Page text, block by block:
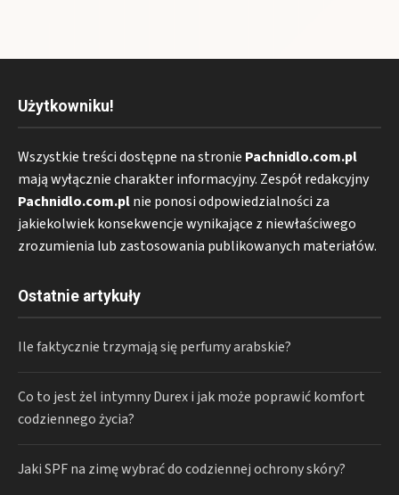
Użytkowniku!
Wszystkie treści dostępne na stronie Pachnidlo.com.pl
mają wyłącznie charakter informacyjny. Zespół redakcyjny
Pachnidlo.com.plnie ponosi odpowiedzialności za
jakiekolwiek konsekwencje wynikające z niewłaściwego
zrozumienia lub zastosowania publikowanych materiałów.
Ostatnie artykuły
Ile faktycznie trzymają się perfumy arabskie?
Co to jest żel intymny Durex i jak może poprawić komfort
codziennego życia?
Jaki SPF na zimę wybrać do codziennej ochrony skóry?